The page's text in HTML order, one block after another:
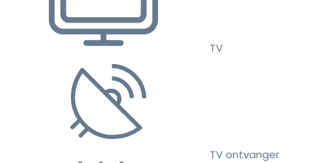
TV
TV ontvanger